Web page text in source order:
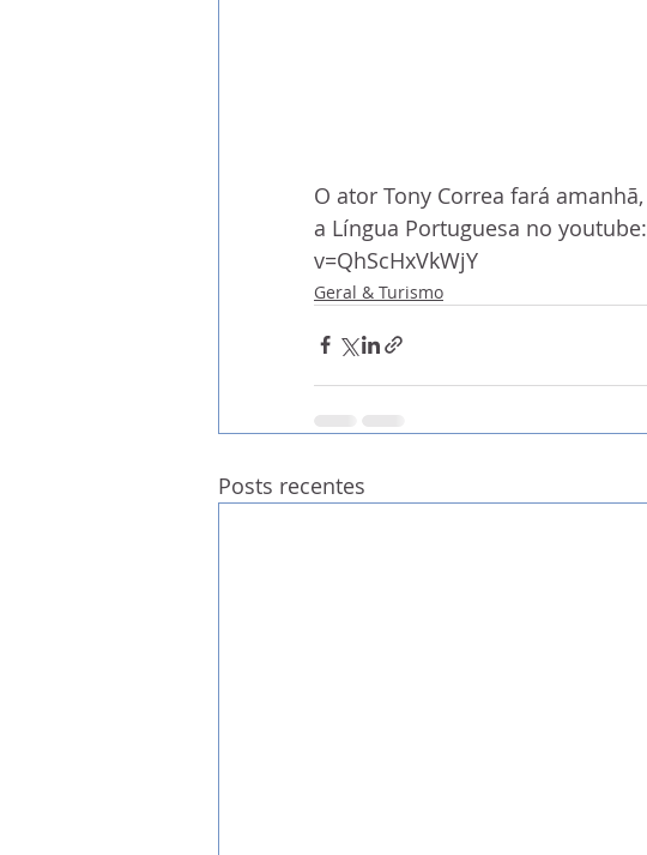
O ator Tony Correa fará
a Língua Portuguesa no youtube:
v=QhScHxVkWjY
Geral & Turismo
Posts recentes